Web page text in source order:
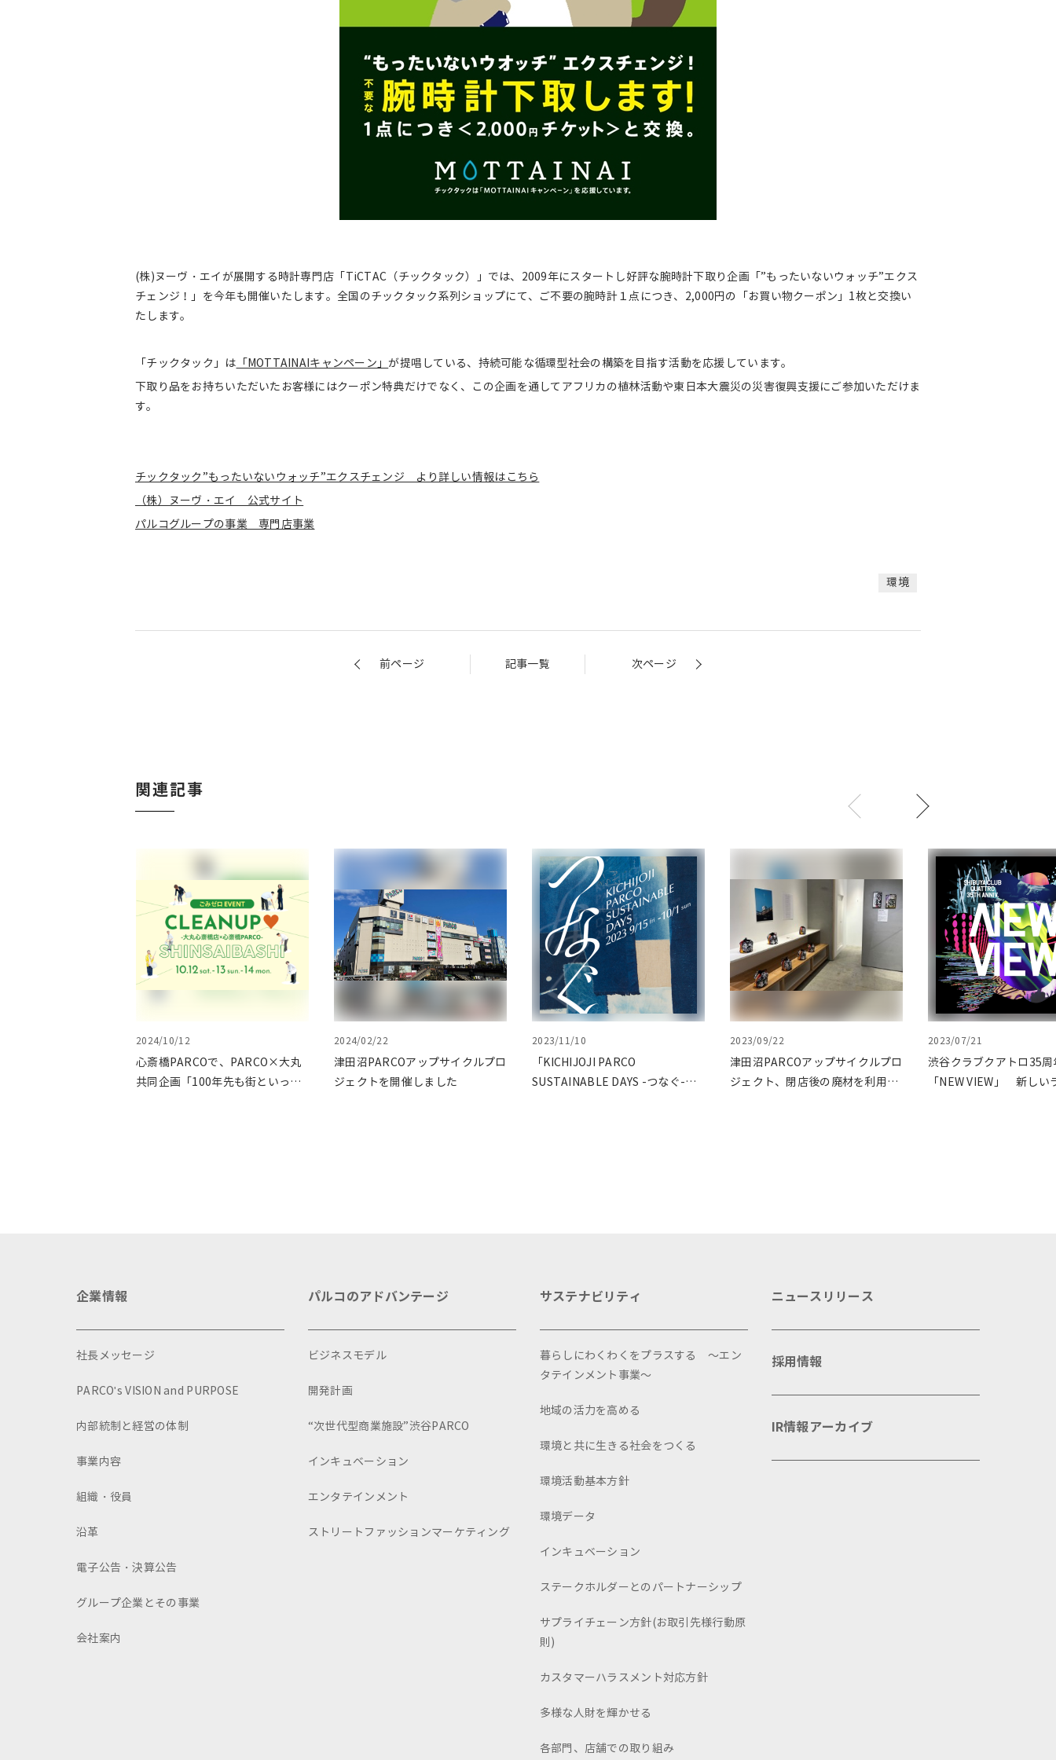
(株)ヌーヴ・エイが展開する時計専門店「TiCTAC（チックタック）」では、2009年にスタートし好評な腕時計下取り企画「”もったいないウォッチ”エクス
チェンジ！」を今年も開催いたします。全国のチックタック系列ショップにて、ご不要の腕時計１点につき、2,000円の「お買い物クーポン」1枚と交換い
たします。
「チックタック」は 「MOTTAINAIキャンペーン」 が提唱している、持続可能な循環型社会の構築を目指す活動を応援しています。
下取り品をお持ちいただいたお客様にはクーポン特典だけでなく、この企画を通してアフリカの植林活動や東日本大震災の災害復興支援にご参加いただけま
す。
チックタック”もったいないウォッチ”エクスチェンジ より詳しい情報はこちら
（株）ヌーヴ・エイ 公式サイト
パルコグループの事業 専門店事業
環境
前ページ 記事一覧 次ページ
関連記事
2024/10/12
心斎橋PARCOで、PARCO×大丸
共同企画「100年先も街といっし
2024/02/22
津田沼PARCOアップサイクルプロ
ジェクトを開催しました
2023/11/10
「KICHIJOJI PARCO
SUSTAINABLE DAYS -つなぐ-」
2023/09/22
津田沼PARCOアップサイクルプロ
ジェクト、閉店後の廃材を利用し
2023/07/21
渋谷クラブクアトロ35周
「NEW VIEW」 新しい
企業情報
社長メッセージ
PARCO's VISION and PURPOSE
内部統制と経営の体制
事業内容
組織・役員
沿革
電子公告・決算公告
グループ企業とその事業
会社案内
パルコのアドバンテージ
ビジネスモデル
開発計画
“次世代型商業施設”渋谷PARCO
インキュベーション
エンタテインメント
ストリートファッションマーケティング
サステナビリティ
暮らしにわくわくをプラスする ～エン
タテインメント事業～
地域の活力を高める
環境と共に生きる社会をつくる
環境活動基本方針
環境データ
インキュベーション
ステークホルダーとのパートナーシップ
サプライチェーン方針(お取引先様行動原
則)
カスタマーハラスメント対応方針
多様な人財を輝かせる
各部門、店舗での取り組み
ニュースリリース
採用情報
IR情報アーカイブ